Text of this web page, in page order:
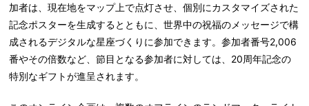
加者は、現在地をマップ上で点灯させ、個別にカスタマイズされた
記念ポスターを生成するとともに、世界中の祝福のメッセージで構
成されるデジタルな星座づくりに参加できます。参加者番号2,006
番やその倍数など、節目となる参加者に対しては、 20周年記念の
特別なギフトが進呈されます。